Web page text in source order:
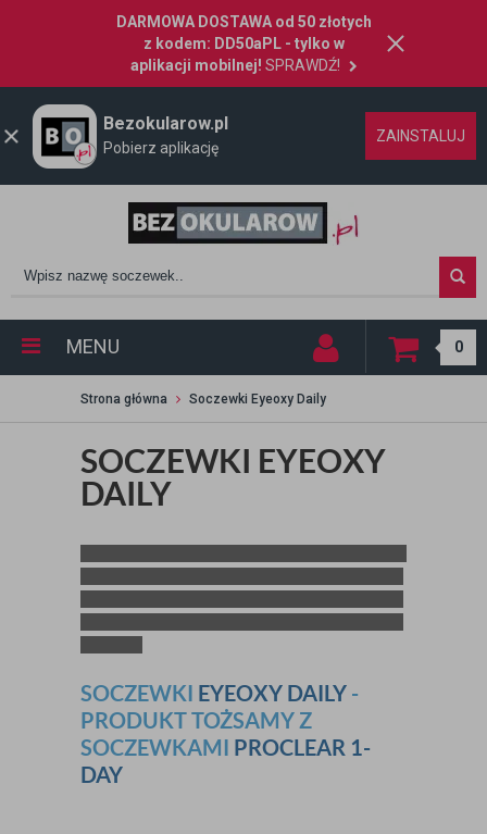
DARMOWA DOSTAWA od 50 złotych
z kodem: DD50aPL - tylko w
aplikacji mobilnej! SPRAWDŹ!
Bezokularow.pl
Pobierz aplikację
ZAINSTALUJ
MENU 0
Strona główna Soczewki Eyeoxy Daily
SOCZEWKI EYEOXY
DAILY
SOCZEWKI EYEOXY DAILY -
PRODUKT TOŻSAMY Z
SOCZEWKAMI PROCLEAR 1-
DAY